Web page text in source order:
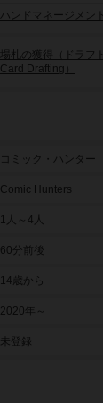
ハンドマネージメン
場札の獲得（ドラフ
Card Drafting）
コミック・ハンター
Comic Hunters
1人～4人
60分前後
14歳から
2020年～
未登録